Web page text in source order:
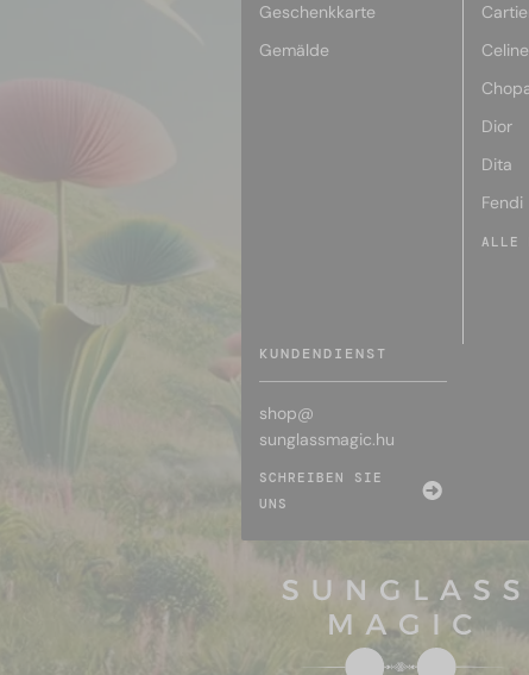
Geschenkkarte
Gemälde
Celine
Dior
Dita
Fendi
ALLE
KUNDENDIENST
shop@
sunglassmagic.hu
SCHREIBEN SIE
UNS